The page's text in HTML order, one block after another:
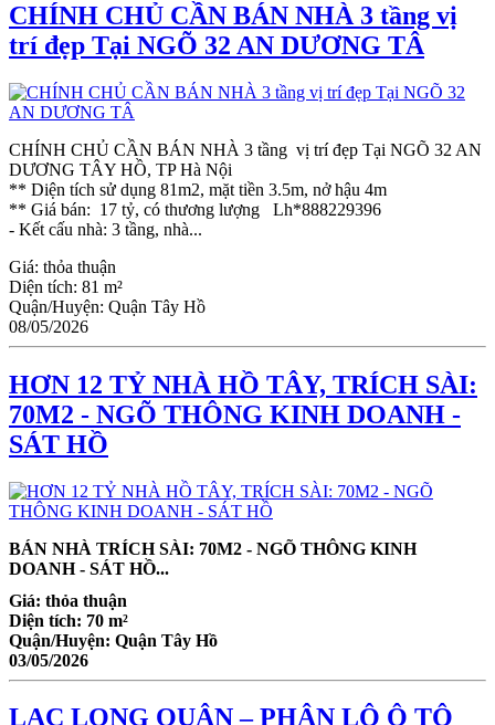
CHÍNH CHỦ CẦN BÁN NHÀ 3 tầng vị
trí đẹp Tại NGÕ 32 AN DƯƠNG TÂ
CHÍNH CHỦ CẦN BÁN NHÀ 3 tầng vị trí đẹp Tại NGÕ 32 AN
DƯƠNG TÂY HỒ, TP Hà Nội
** Diện tích sử dụng 81m2, mặt tiền 3.5m, nở hậu 4m
** Giá bán: 17 tỷ, có thương lượng Lh*888229396
- Kết cấu nhà: 3 tầng, nhà...
Giá: thỏa thuận
Diện tích: 81 m²
Quận/Huyện: Quận Tây Hồ
08/05/2026
HƠN 12 TỶ NHÀ HỒ TÂY, TRÍCH SÀI:
70M2 - NGÕ THÔNG KINH DOANH -
SÁT HỒ
BÁN NHÀ TRÍCH SÀI: 70M2 - NGÕ THÔNG KINH
DOANH - SÁT HỒ...
Giá: thỏa thuận
Diện tích: 70 m²
Quận/Huyện: Quận Tây Hồ
03/05/2026
LẠC LONG QUÂN – PHÂN LÔ Ô TÔ